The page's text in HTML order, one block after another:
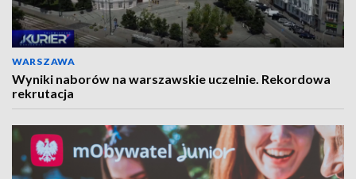
WARSZAWA
Wyniki naborów na warszawskie uczelnie. Rekordowa
rekrutacja